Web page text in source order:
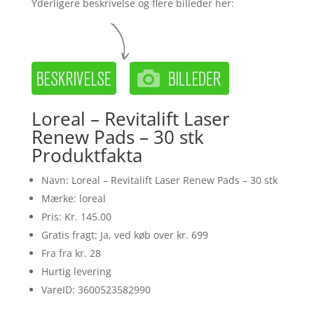
Yderligere beskrivelse og flere billeder her:
Loreal – Revitalift Laser
Renew Pads – 30 stk
Produktfakta
Navn: Loreal – Revitalift Laser Renew Pads – 30 stk
Mærke: loreal
Pris: Kr. 145.00
Gratis fragt: Ja, ved køb over kr. 699
Fra fra kr. 28
Hurtig levering
VareID: 3600523582990